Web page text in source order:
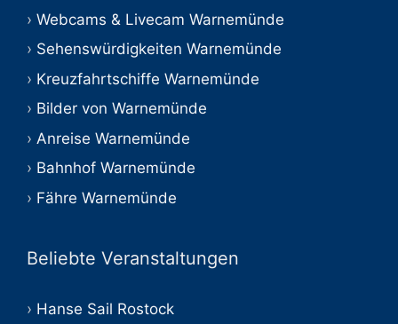
Webcams & Livecam Warnemünde
Sehenswürdigkeiten Warnemünde
Kreuzfahrtschiffe Warnemünde
Bilder von Warnemünde
Anreise Warnemünde
Bahnhof Warnemünde
Fähre Warnemünde
Beliebte Veranstaltungen
Hanse Sail Rostock